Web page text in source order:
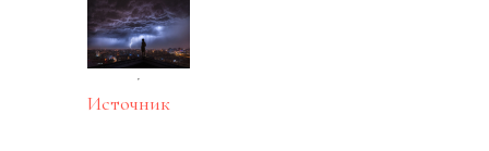
Источник